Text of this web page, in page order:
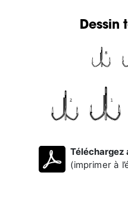
Dessin
Téléchargez
(imprimer à